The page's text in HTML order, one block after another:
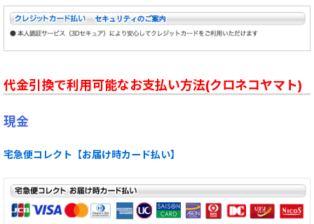
代金引換で利用可能なお支払い方法(クロネコヤマト)
現金
宅急便コレクト【お届け時カード払い】